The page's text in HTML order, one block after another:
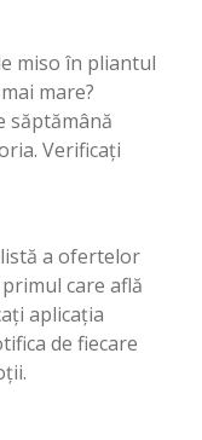
miso în pliantul
mare?
săptămână
Verificați
a ofertelor
care află
aplicația
de fiecare